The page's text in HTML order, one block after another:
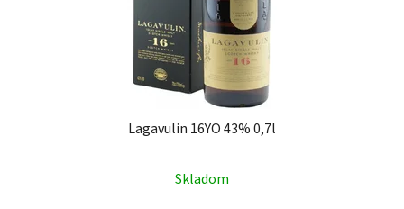
Lagavulin 16YO 43% 0,7l
Skladom